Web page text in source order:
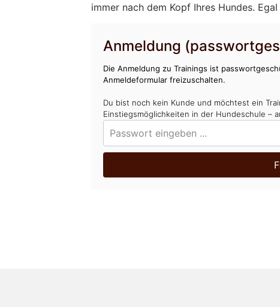
immer nach dem Kopf Ihres Hundes.
Anmeldung
Die Anmeldung zu Trainings ist
Anmeldeformular freizuschalten.
Du bist noch kein Kunde und möchtest ein
Einstiegsmöglichkeiten in der Hundeschule –